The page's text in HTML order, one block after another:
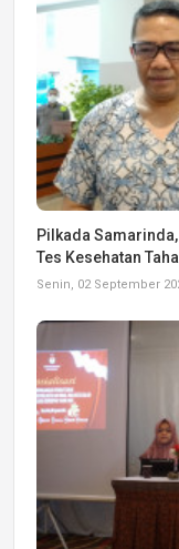
Pilkada
Tes Kesehatan
Senin, 02 September